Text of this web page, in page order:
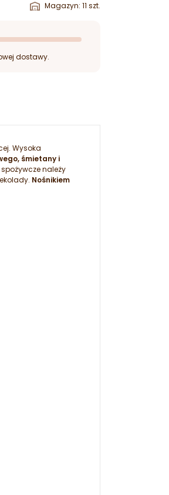
Magazyn: 11 szt.
dostawy.
Wysoka
śmietany i
należy
Nośnikiem